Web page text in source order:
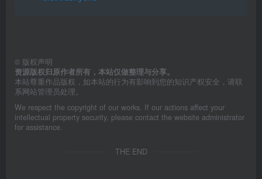
© 版权声明
资源版权归原作者所有，本站仅做整理与分享。
本站尊重作品版权，如本站的行为有影响到您的知识产权安全，请联
系网站管理员处理。
We respect the copyright of our works. If our actions affect your
intellectual property security, please contact the website administrator
for assistance.
THE END